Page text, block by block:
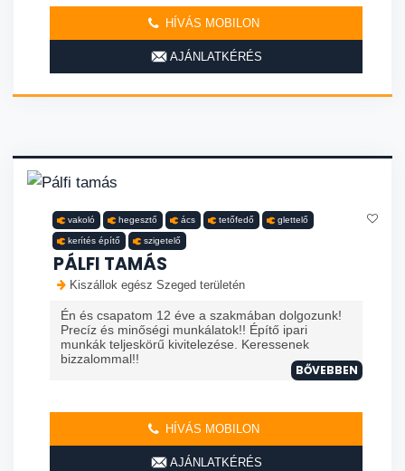
HÍVÁS MOBILON
AJÁNLATKÉRÉS
vakoló hegesztő ács tetőfedő glettelő
kerítés építő szigetelő
PÁLFI TAMÁS
Kiszállok egész Szeged területén
Én és csapatom 12 éve a szakmában dolgozunk!
Precíz és minőségi munkálatok!! Építő ipari
munkák teljeskörű kivitelezése. Keressenek
bizzalommal!!
BŐVEBBEN
HÍVÁS MOBILON
AJÁNLATKÉRÉS